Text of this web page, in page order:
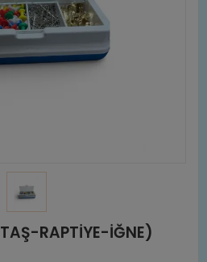
RAPTİYE-İĞNE)